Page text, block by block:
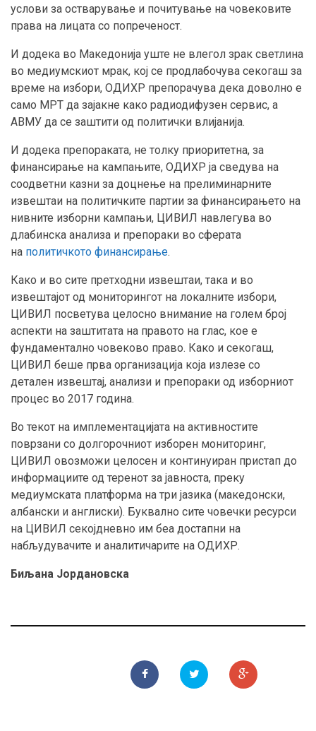
услови за остварување и почитување на човековите
права на лицата со попреченост.
И додека во Македонија уште не влегол зрак светлина
во медиумскиот мрак, кој се продлабочува секогаш за
време на избори, ОДИХР препорачува дека доволно е
само МРТ да зајакне како радиодифузен сервис, а
АВМУ да се заштити од политички влијанија.
И додека препораката, не толку приоритетна, за
финансирање на кампањите, ОДИХР ја сведува на
соодветни казни за доцнење на прелиминарните
извештаи на политичките партии за финансирањето на
нивните изборни кампањи, ЦИВИЛ навлегува во
длабинска анализа и препораки во сферата
на политичкото финансирање.
Како и во сите претходни извештаи, така и во
извештајот од мониторингот на локалните избори,
ЦИВИЛ посветува целосно внимание на голем број
аспекти на заштитата на правото на глас, кое е
фундаментално човеково право. Како и секогаш,
ЦИВИЛ беше прва организација која излезе со
детален извештај, анализи и препораки од изборниот
процес во 2017 година.
Во текот на имплементацијата на активностите
поврзани со долгорочниот изборен мониторинг,
ЦИВИЛ овозможи целосен и континуиран пристап до
информациите од теренот за јавноста, преку
медиумската платформа на три јазика (македонски,
албански и англиски). Буквално сите човечки ресурси
на ЦИВИЛ секојдневно им беа достапни на
набљудувачите и аналитичарите на ОДИХР.
Биљана Јордановска